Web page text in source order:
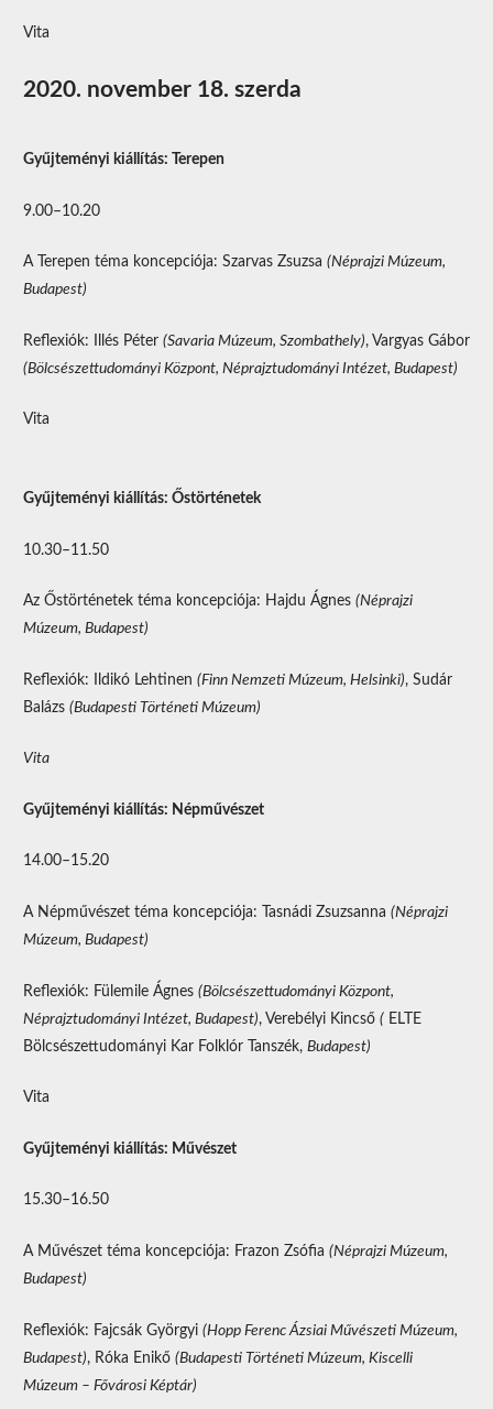
Vita
2020. november 18. szerda
Gyűjteményi kiállítás: Terepen
9.00–10.20
A Terepen téma koncepciója: Szarvas Zsuzsa (Néprajzi Múzeum,
Budapest)
Reflexiók: Illés Péter (Savaria Múzeum, Szombathely), Vargyas Gábor
(Bölcsészettudományi Központ, Néprajztudományi Intézet, Budapest)
Vita
Gyűjteményi kiállítás: Őstörténetek
10.30–11.50
Az Őstörténetek téma koncepciója: Hajdu Ágnes (Néprajzi
Múzeum, Budapest)
Reflexiók: Ildikó Lehtinen (Finn Nemzeti Múzeum, Helsinki), Sudár
Balázs (Budapesti Történeti Múzeum)
Vita
Gyűjteményi kiállítás: Népművészet
14.00–15.20
A Népművészet téma koncepciója: Tasnádi Zsuzsanna (Néprajzi
Múzeum, Budapest)
Reflexiók: Fülemile Ágnes (Bölcsészettudományi Központ,
Néprajztudományi Intézet, Budapest), Verebélyi Kincső (ELTE
Bölcsészettudományi Kar Folklór Tanszék, Budapest)
Vita
Gyűjteményi kiállítás: Művészet
15.30–16.50
A Művészet téma koncepciója: Frazon Zsófia (Néprajzi Múzeum,
Budapest)
Reflexiók: Fajcsák Györgyi (Hopp Ferenc Ázsiai Művészeti Múzeum,
Budapest), Róka Enikő (Budapesti Történeti Múzeum, Kiscelli
Múzeum – Fővárosi Képtár)